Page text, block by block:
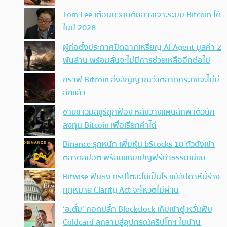
Tom Lee เตือนควอนตัมอาจเจาะระบบ Bitcoin ได้
ในปี 2028
ผู้ก่อตั้งประกาศปิดฉากเหรียญ AI Agent มูลค่า 2
พันล้าน พร้อมลั่นจะไม่มีการช่วยเหลืออีกต่อไป
กราฟ Bitcoin ส่งสัญญาณว่าตลาดกระทิงจะไม่มี
อีกแล้ว
ชายชาวมิสซูรีถูกฟ้อง หลังวางแผนลักพาตัวนัก
ลงทุน Bitcoin เพื่อเรียกค่าไถ่
Binance รุกหนัก เพิ่มหุ้น bStocks 10 ตัวดังเข้า
ตลาดสปอต พร้อมแคมเปญฟรีค่าธรรมเนียม
Bitwise ฟันธง คริปโตจะไม่เป็นไร แม้สัปดาห์นี้ร่าง
กฎหมาย Clarity Act จะโหวตไม่ผ่าน
‘อ.ตั๊ม’ ถอดปลั้ก Blockclock เก็บเข้าตู้ หวั่นพิษ
Coldcard ลุกลามสู่อุปกรณ์คริปโทฯ ในบ้าน